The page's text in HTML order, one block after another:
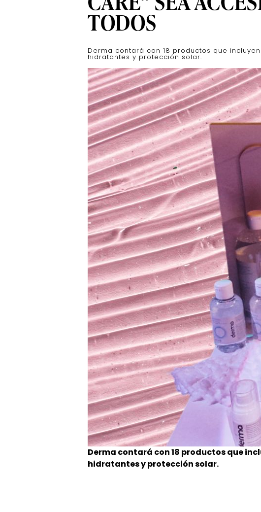
TODOS
Derma contará con 18 productos que
hidratantes y protección solar.
Derma contará con 18 productos que
hidratantes y protección solar.